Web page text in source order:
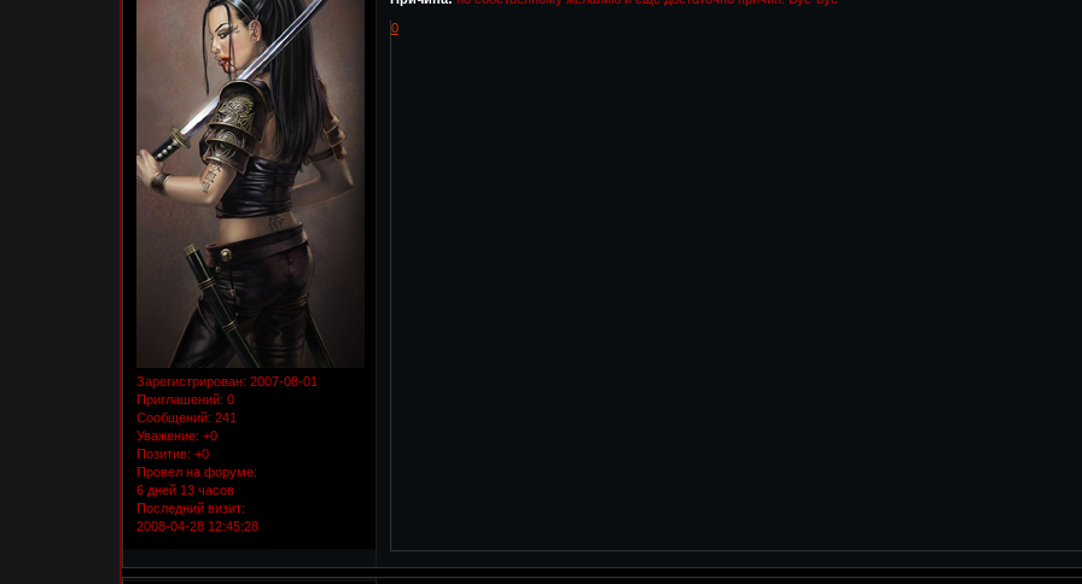
Зарегистрирован: 2007-08-01
Приглашений: 0
Сообщений: 241
Уважение: +0
Позитив: +0
Провел на форуме:
6 дней 13 часов
Последний визит:
2008-04-28 12:45:28
0